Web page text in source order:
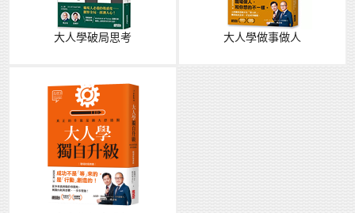
大人學破局思考 大人學做事做人